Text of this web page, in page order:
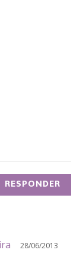
RESPONDER
28/06/2013